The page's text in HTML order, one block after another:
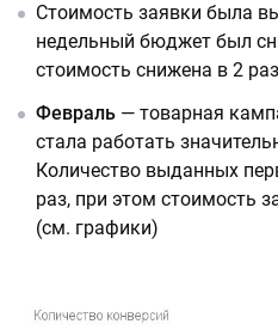
Стоимость заявки была
недельный бюджет был
стоимость снижена в 2
Февраль — товарная
стала работать
Количество выданных
раз, при этом стоимость
(см. графики)